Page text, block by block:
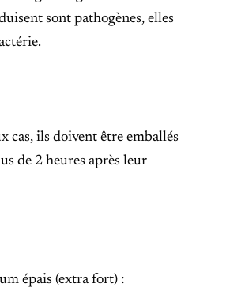
sont pathogènes, elles
cas, ils doivent être emballés
de 2 heures après leur
épais (extra fort) :